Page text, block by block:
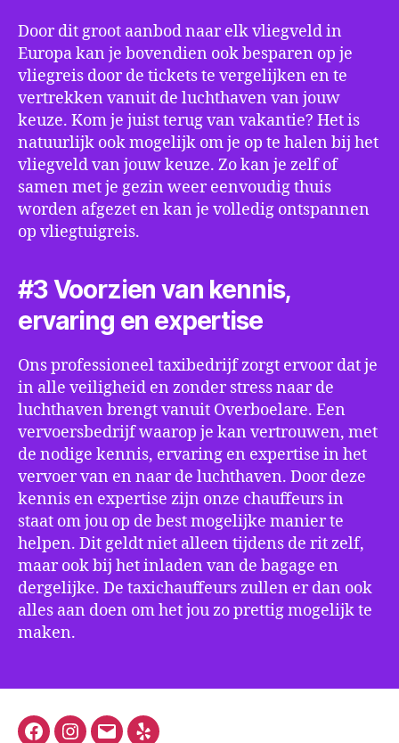
Door dit groot aanbod naar elk vliegveld in
Europa kan je bovendien ook besparen op je
vliegreis door de tickets te vergelijken en te
vertrekken vanuit de luchthaven van jouw
keuze. Kom je juist terug van vakantie? Het is
natuurlijk ook mogelijk om je op te halen bij het
vliegveld van jouw keuze. Zo kan je zelf of
samen met je gezin weer eenvoudig thuis
worden afgezet en kan je volledig ontspannen
op vliegtuigreis.
#3 Voorzien van kennis,
ervaring en expertise
Ons professioneel taxibedrijf zorgt ervoor dat je
in alle veiligheid en zonder stress naar de
luchthaven brengt vanuit Overboelare. Een
vervoersbedrijf waarop je kan vertrouwen, met
de nodige kennis, ervaring en expertise in het
vervoer van en naar de luchthaven. Door deze
kennis en expertise zijn onze chauffeurs in
staat om jou op de best mogelijke manier te
helpen. Dit geldt niet alleen tijdens de rit zelf,
maar ook bij het inladen van de bagage en
dergelijke. De taxichauffeurs zullen er dan ook
alles aan doen om het jou zo prettig mogelijk te
maken.